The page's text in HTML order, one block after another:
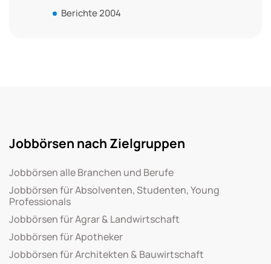
Berichte 2004
Jobbörsen nach Zielgruppen
Jobbörsen alle Branchen und Berufe
Jobbörsen für Absolventen, Studenten, Young
Professionals
Jobbörsen für Agrar & Landwirtschaft
Jobbörsen für Apotheker
Jobbörsen für Architekten & Bauwirtschaft